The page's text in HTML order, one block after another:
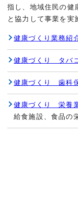
指し、地域住民の健
と協力して事業を実
健康づくり業務紹
健康づくり タバ
健康づくり 歯科
健康づくり 栄養
給食施設、食品の